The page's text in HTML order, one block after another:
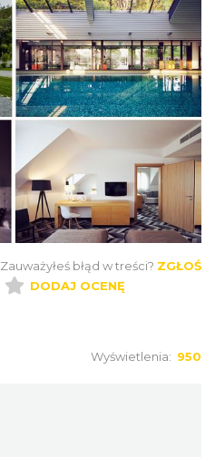
Zauważyłeś błąd w treści? ZGŁOŚ
DODAJ OCENĘ
Wyświetlenia: 950